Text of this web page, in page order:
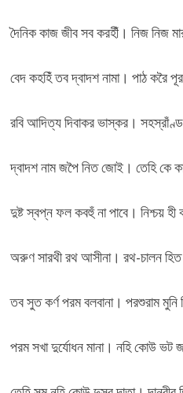
দৈনিক কাজ জীব সব করহীঁ। নিজ নিজ
বেদ কহহিঁ তব দ্বাদশ নামা। পাঠ করৈ
রবি আদিত্য দিবাকর ভাস্কর।
দ্বাদশ নাম জপৈ নিত জোই। তেহি কে
দুষ্ট স্বপ্ন ফল কবহুঁ না পাবে। নিশ্চয়
অরুণ সারথী রথ আসীনা। রথ-চালন
তব সুত কর্ণ পরম বলবানা। পরশুরাম
পরম সখা দুর্যোধন মানা। নহি কোউ